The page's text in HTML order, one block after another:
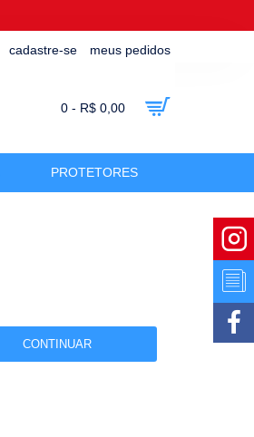
cadastre-se meus pedidos
0 - R$ 0,00
PROTETORES
CONTINUAR